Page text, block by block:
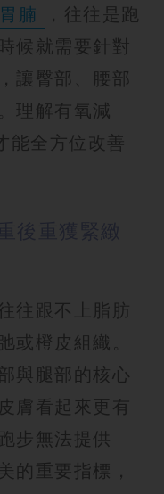
胃腩
，往往是跑
候就需要針對
讓臀部、腰部
理解有氧減
能全方位改善
往跟不上脂肪
或橙皮組織。
與腿部的核心
膚看起來更有
步無法提供
的重要指標，